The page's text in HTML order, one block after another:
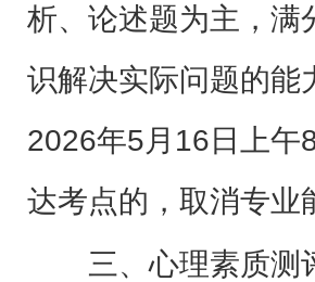
析、论述题为主，满
识解决实际问题的能
2026年5月16日上午
达考点的，取消专业
三、心理素质测